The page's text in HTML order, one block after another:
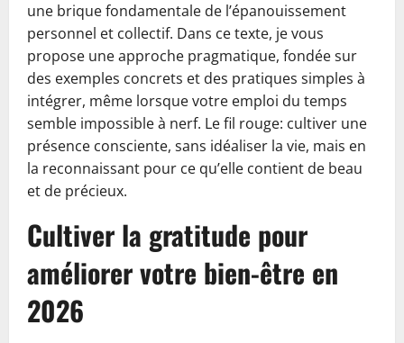
une brique fondamentale de l’épanouissement
personnel et collectif. Dans ce texte, je vous
propose une approche pragmatique, fondée sur
des exemples concrets et des pratiques simples à
intégrer, même lorsque votre emploi du temps
semble impossible à nerf. Le fil rouge: cultiver une
présence consciente, sans idéaliser la vie, mais en
la reconnaissant pour ce qu’elle contient de beau
et de précieux.
Cultiver la gratitude pour
améliorer votre bien-être en
2026